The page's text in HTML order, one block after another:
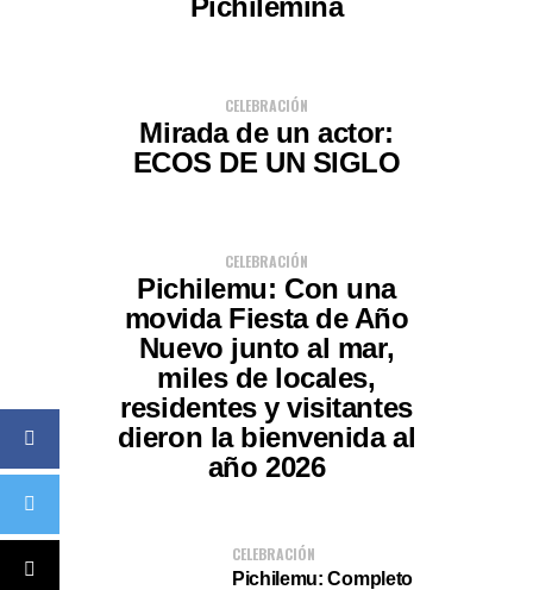
Pichilemina
CELEBRACIÓN
Mirada de un actor:
ECOS DE UN SIGLO
CELEBRACIÓN
Pichilemu: Con una
movida Fiesta de Año
Nuevo junto al mar,
miles de locales,
residentes y visitantes
dieron la bienvenida al
año 2026
CELEBRACIÓN
Pichilemu: Completo